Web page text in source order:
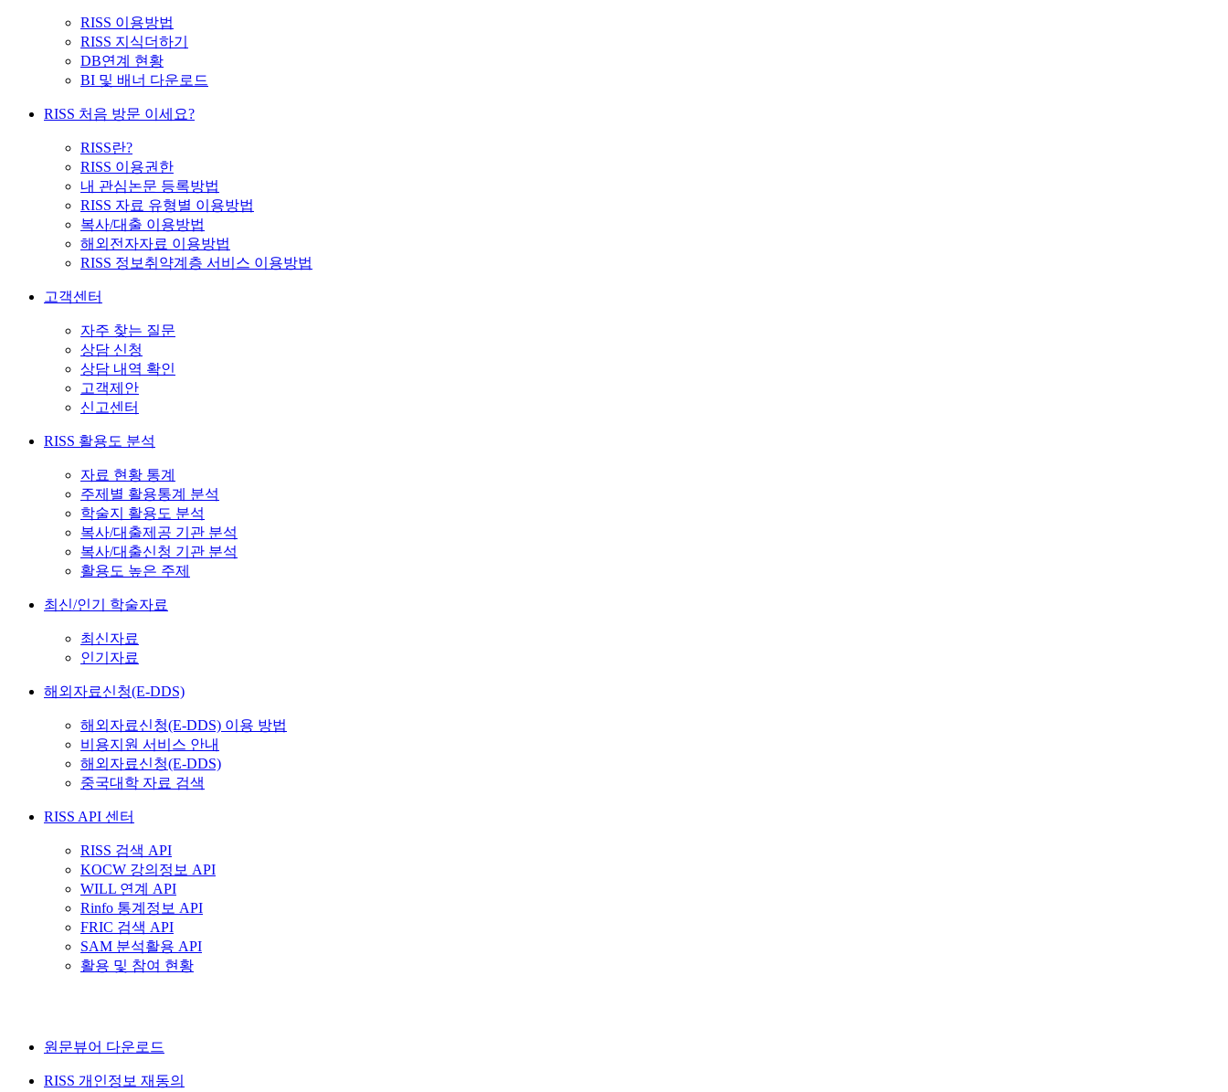
RISS 이용방법
RISS 지식더하기
DB연계 현황
BI 및 배너 다운로드
RISS 처음 방문 이세요?
RISS란?
RISS 이용권한
내 관심논문 등록방법
RISS 자료 유형별 이용방법
복사/대출 이용방법
해외전자자료 이용방법
RISS 정보취약계층 서비스 이용방법
고객센터
자주 찾는 질문
상담 신청
상담 내역 확인
고객제안
신고센터
RISS 활용도 분석
자료 현황 통계
주제별 활용통계 분석
학술지 활용도 분석
복사/대출제공 기관 분석
복사/대출신청 기관 분석
활용도 높은 주제
최신/인기 학술자료
최신자료
인기자료
해외자료신청(E-DDS)
해외자료신청(E-DDS) 이용 방법
비용지원 서비스 안내
해외자료신청(E-DDS)
중국대학 자료 검색
RISS API 센터
RISS 검색 API
KOCW 강의정보 API
WILL 연계 API
Rinfo 통계정보 API
FRIC 검색 API
SAM 분석활용 API
활용 및 참여 현황
원문뷰어 다운로드
RISS 개인정보 재동의